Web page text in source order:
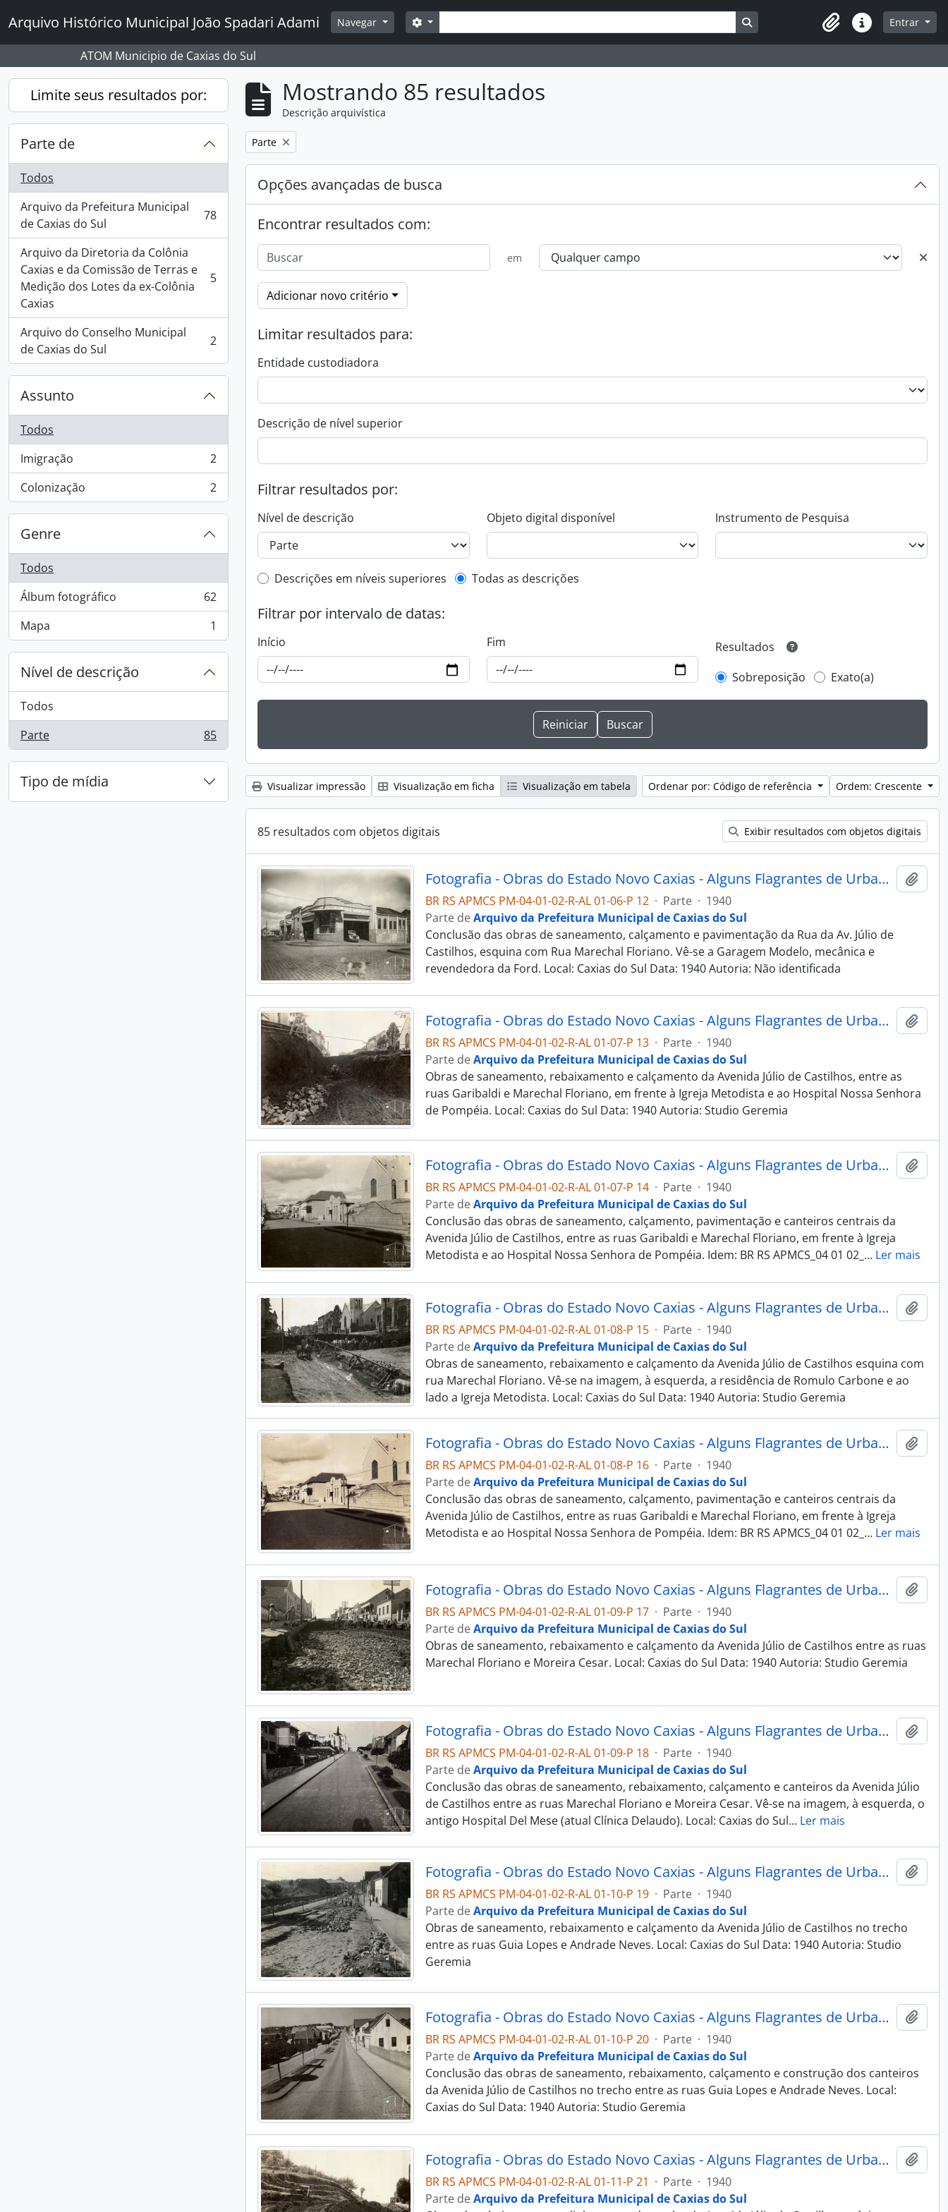
Arquivo Histórico Municipal João Spadari Adami Navegar Buscar
Opções de busca Busque na página de navegação
Atalhos Entrar
ATOM Municipio de Caxias do Sul
Limite seus resultados por:
Parte de
Todos
Arquivo da Prefeitura Municipal
de Caxias do Sul
, 78 resultados 78
Arquivo da Diretoria da Colônia
Caxias e da Comissão de Terras e
Medição dos Lotes da ex-Colônia
Caxias
, 5 resultados 5
Arquivo do Conselho Municipal
de Caxias do Sul
, 2 resultados 2
Assunto
Todos
Imigração
, 2 resultados
2
Colonização
, 2 resultados 2
Genre
Todos
Álbum fotográfico
, 62 resultados
62
Mapa
, 1 resultados 1
Nível de descrição
Todos
Parte
, 85 resultados 85
Tipo de mídia
Mostrando 85 resultados
Descrição arquivística
Remover filtro:
Parte
Opções avançadas de busca
Encontrar resultados com:
em
Adicionar novo critério
Limitar resultados para:
Entidade custodiadora
Descrição de nível superior
Filtrar resultados por:
Nível de descrição Objeto digital disponível Instrumento de Pesquisa
Filtro de descrição de nível superior
Descrições em níveis superiores Todas as descrições
Filtrar por intervalo de datas:
Início Fim
Resultados
Sobreposição
Exato(a)
Visualizar impressão Visualização em ficha Visualização em tabela Ordenar por: Código de referência Ordem: Crescente
85 resultados com objetos digitais Exibir resultados com objetos digitais
Fotografia - Obras do Estado Novo Caxias - Alguns Flagrantes de Urbanização e Saneamento - Administração Dante Marcucci
BR RS APMCS PM-04-01-02-R-AL 01-06-P 12 · Parte · 1940
Parte deArquivo da Prefeitura Municipal de Caxias do Sul
Conclusão das obras de saneamento, calçamento e pavimentação da Rua da Av. Júlio de
Castilhos, esquina com Rua Marechal Floriano. Vê-se a Garagem Modelo, mecânica e
revendedora da Ford. Local: Caxias do Sul Data: 1940 Autoria: Não identificada
Fotografia - Obras do Estado Novo Caxias - Alguns Flagrantes de Urbanização e Saneamento - Administração Dante Marcucci
BR RS APMCS PM-04-01-02-R-AL 01-07-P 13 · Parte · 1940
Parte deArquivo da Prefeitura Municipal de Caxias do Sul
Obras de saneamento, rebaixamento e calçamento da Avenida Júlio de Castilhos, entre as
ruas Garibaldi e Marechal Floriano, em frente à Igreja Metodista e ao Hospital Nossa Senhora
de Pompéia. Local: Caxias do Sul Data: 1940 Autoria: Studio Geremia
Fotografia - Obras do Estado Novo Caxias - Alguns Flagrantes de Urbanização e Saneamento - Administração Dante Marcucci
BR RS APMCS PM-04-01-02-R-AL 01-07-P 14 · Parte · 1940
Parte deArquivo da Prefeitura Municipal de Caxias do Sul
Conclusão das obras de saneamento, calçamento, pavimentação e canteiros centrais da
Avenida Júlio de Castilhos, entre as ruas Garibaldi e Marechal Floriano, em frente à Igreja
Metodista e ao Hospital Nossa Senhora de Pompéia. Idem: BR RS APMCS_04 01 02_ … Ler mais
Fotografia - Obras do Estado Novo Caxias - Alguns Flagrantes de Urbanização e Saneamento - Administração Dante Marcucci
BR RS APMCS PM-04-01-02-R-AL 01-08-P 15 · Parte · 1940
Parte deArquivo da Prefeitura Municipal de Caxias do Sul
Obras de saneamento, rebaixamento e calçamento da Avenida Júlio de Castilhos esquina com
rua Marechal Floriano. Vê-se na imagem, à esquerda, a residência de Romulo Carbone e ao
lado a Igreja Metodista. Local: Caxias do Sul Data: 1940 Autoria: Studio Geremia
Fotografia - Obras do Estado Novo Caxias - Alguns Flagrantes de Urbanização e Saneamento - Administração Dante Marcucci
BR RS APMCS PM-04-01-02-R-AL 01-08-P 16 · Parte · 1940
Parte deArquivo da Prefeitura Municipal de Caxias do Sul
Conclusão das obras de saneamento, calçamento, pavimentação e canteiros centrais da
Avenida Júlio de Castilhos, entre as ruas Garibaldi e Marechal Floriano, em frente à Igreja
Metodista e ao Hospital Nossa Senhora de Pompéia. Idem: BR RS APMCS_04 01 02_ … Ler mais
Fotografia - Obras do Estado Novo Caxias - Alguns Flagrantes de Urbanização e Saneamento - Administração Dante Marcucci
BR RS APMCS PM-04-01-02-R-AL 01-09-P 17 · Parte · 1940
Parte deArquivo da Prefeitura Municipal de Caxias do Sul
Obras de saneamento, rebaixamento e calçamento da Avenida Júlio de Castilhos entre as ruas
Marechal Floriano e Moreira Cesar. Local: Caxias do Sul Data: 1940 Autoria: Studio Geremia
Fotografia - Obras do Estado Novo Caxias - Alguns Flagrantes de Urbanização e Saneamento - Administração Dante Marcucci
BR RS APMCS PM-04-01-02-R-AL 01-09-P 18 · Parte · 1940
Parte deArquivo da Prefeitura Municipal de Caxias do Sul
Conclusão das obras de saneamento, rebaixamento, calçamento e canteiros da Avenida Júlio
de Castilhos entre as ruas Marechal Floriano e Moreira Cesar. Vê-se na imagem, à esquerda, o
antigo Hospital Del Mese (atual Clínica Delaudo). Local: Caxias do Sul… Ler mais
Fotografia - Obras do Estado Novo Caxias - Alguns Flagrantes de Urbanização e Saneamento - Administração Dante Marcucci
BR RS APMCS PM-04-01-02-R-AL 01-10-P 19 · Parte · 1940
Parte deArquivo da Prefeitura Municipal de Caxias do Sul
Obras de saneamento, rebaixamento e calçamento da Avenida Júlio de Castilhos no trecho
entre as ruas Guia Lopes e Andrade Neves. Local: Caxias do Sul Data: 1940 Autoria: Studio
Geremia
Fotografia - Obras do Estado Novo Caxias - Alguns Flagrantes de Urbanização e Saneamento - Administração Dante Marcucci
BR RS APMCS PM-04-01-02-R-AL 01-10-P 20 · Parte · 1940
Parte deArquivo da Prefeitura Municipal de Caxias do Sul
Conclusão das obras de saneamento, rebaixamento, calçamento e construção dos canteiros
da Avenida Júlio de Castilhos no trecho entre as ruas Guia Lopes e Andrade Neves. Local:
Caxias do Sul Data: 1940 Autoria: Studio Geremia
Fotografia - Obras do Estado Novo Caxias - Alguns Flagrantes de Urbanização e Saneamento - Administração Dante Marcucci
BR RS APMCS PM-04-01-02-R-AL 01-11-P 21 · Parte · 1940
Parte deArquivo da Prefeitura Municipal de Caxias do Sul